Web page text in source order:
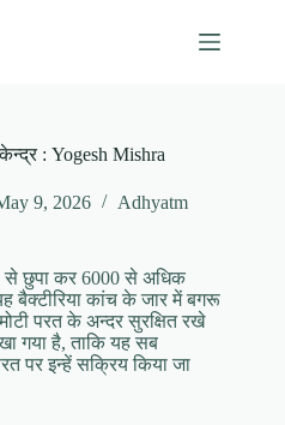
: Yogesh Mishra
9, 2026 Adhyatm
से छुपा कर 6000 से अधिक
बैक्टीरिया कांच के जार में बगरू
परत के अन्दर सुरक्षित रखे
गया है, ताकि यह सब
पर इन्हें सक्रिय किया जा